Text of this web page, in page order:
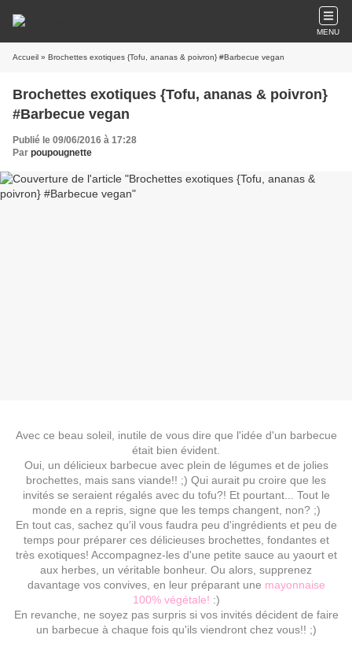
MENU
Accueil » Brochettes exotiques {Tofu, ananas & poivron} #Barbecue vegan
Brochettes exotiques {Tofu, ananas & poivron}
#Barbecue vegan
Publié le 09/06/2016 à 17:28
Par poupougnette
Avec ce beau soleil, inutile de vous dire que l'idée d'un barbecue
était bien évident.
Oui, un délicieux barbecue avec plein de légumes et de jolies
brochettes, mais sans viande!! ;) Qui aurait pu croire que les
invités se seraient régalés avec du tofu?! Et pourtant... Tout le
monde en a repris, signe que les temps changent, non? ;)
En tout cas, sachez qu'il vous faudra peu d'ingrédients et peu de
temps pour préparer ces délicieuses brochettes, fondantes et
très exotiques! Accompagnez-les d'une petite sauce au yaourt et
aux herbes, un véritable bonheur. Ou alors, supprenez
davantage vos convives, en leur préparant une mayonnaise
100% végétale! :)
En revanche, ne soyez pas surpris si vos invités décident de faire
un barbecue à chaque fois qu'ils viendront chez vous!! ;)